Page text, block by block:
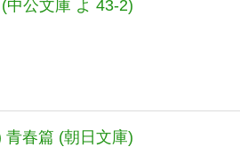
中公文庫 よ 43-2)
青春篇 (朝日文庫)